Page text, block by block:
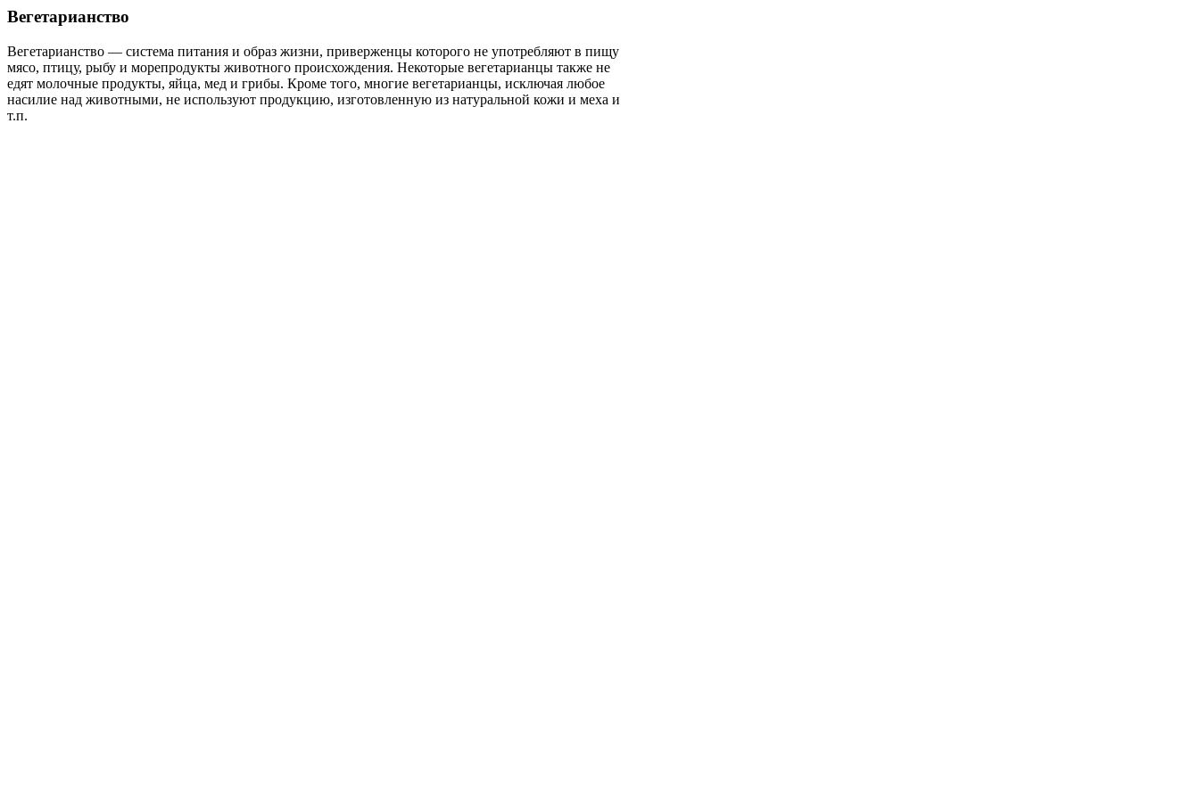
Вегетарианство
Вегетарианство — система питания и образ жизни, приверженцы которого не употребляют в пищу
мясо, птицу, рыбу и морепродукты животного происхождения. Некоторые вегетарианцы также не
едят молочные продукты, яйца, мед и грибы. Кроме того, многие вегетарианцы, исключая любое
насилие над животными, не используют продукцию, изготовленную из натуральной кожи и меха и
т.п.